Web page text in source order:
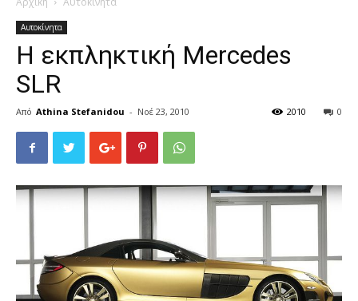
Αυτοκίνητα
Η εκπληκτική Mercedes
SLR
Από Athina Stefanidou - Νοέ 23, 2010 0
2010